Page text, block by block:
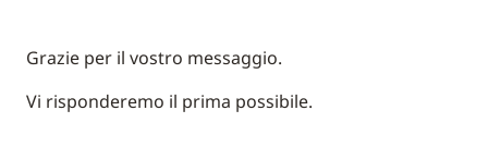
Grazie per il vostro messaggio.
Vi risponderemo il prima possibile.